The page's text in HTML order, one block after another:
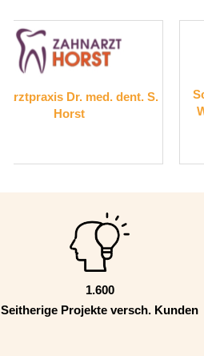
Schulstiftung der Erzdiözese
Wien, Campus Sacré Coeur
1.600
Seitherige Projekte versch. Kunden